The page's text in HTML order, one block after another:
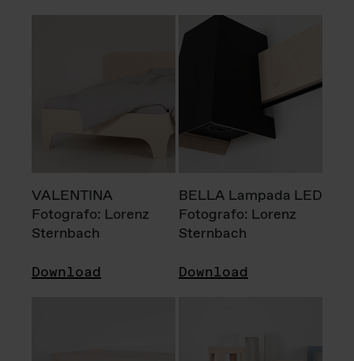
VALENTINA
Fotografo: Lorenz
Sternbach
Download
BELLA Lampada LED
Fotografo: Lorenz
Sternbach
Download